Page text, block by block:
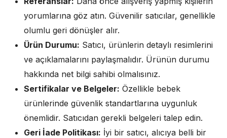
yorumlarına göz atın. Güvenilir satıcılar, genellikle
olumlu geri dönüşler alır.
Ürün Durumu: Satıcı, ürünlerin detaylı resimlerini
ve açıklamalarını paylaşmalıdır. Ürünün durumu
hakkında net bilgi sahibi olmalısınız.
Sertifikalar ve Belgeler: Özellikle bebek
ürünlerinde güvenlik standartlarına uygunluk
önemlidir. Satıcıdan gerekli belgeleri talep edin.
Geri İade Politikası: İyi bir satıcı, alıcıya belli bir